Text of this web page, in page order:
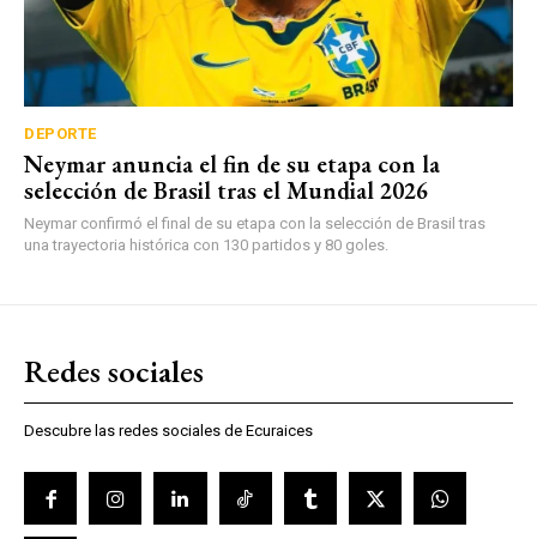
DEPORTE
Neymar anuncia el fin de su etapa con la
selección de Brasil tras el Mundial 2026
Neymar confirmó el final de su etapa con la selección de Brasil tras
una trayectoria histórica con 130 partidos y 80 goles.
Redes sociales
Descubre las redes sociales de Ecuraices